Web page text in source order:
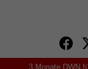
3 Monate DWN